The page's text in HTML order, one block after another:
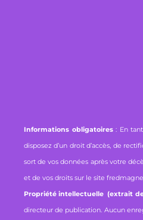
Informations obligatoires: En tant
disposez d’un droit d’accès, de
sort de vos données après votre
et de vos droits sur le site
Propriété intellectuelle (extrait
directeur de publication. Aucun